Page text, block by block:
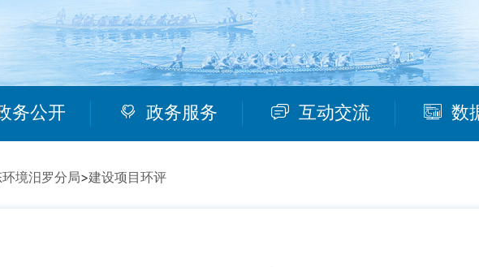
务公开 政务服务 互动交流 数
境汨罗分局>建设项目环评